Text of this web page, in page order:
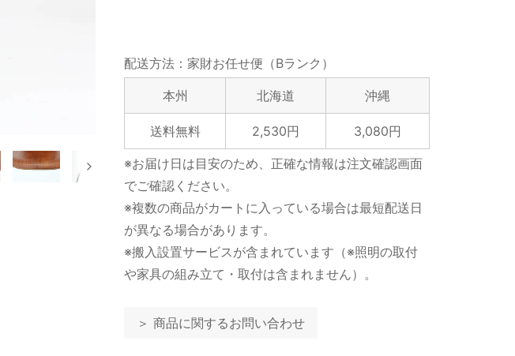
次
配送方法：家財お任せ便（Bランク）
本州 北海道 沖縄
送料無料 2,530円 3,080円
※お届け日は目安のため、正確な情報は注文確認画面
でご確認ください。
※複数の商品がカートに入っている場合は最短配送日
が異なる場合があります。
※搬入設置サービスが含まれています（※照明の取付
や家具の組み立て・取付は含まれません）。
＞ 商品に関するお問い合わせ